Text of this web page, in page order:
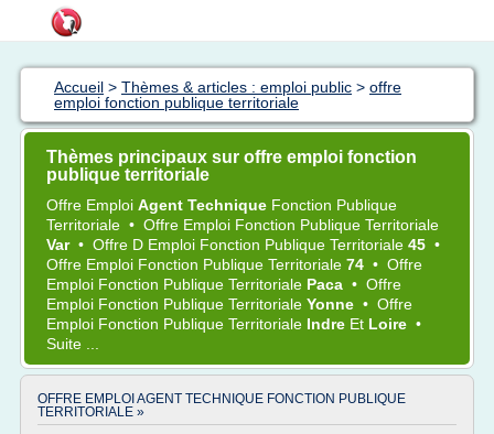
Accueil > Thèmes & articles : emploi public > offre
emploi fonction publique territoriale
Thèmes principaux sur offre emploi fonction
publique territoriale
Offre Emploi Agent Technique Fonction Publique
Territoriale • Offre Emploi Fonction Publique Territoriale
Var • Offre D Emploi Fonction Publique Territoriale 45 •
Offre Emploi Fonction Publique Territoriale 74 • Offre
Emploi Fonction Publique Territoriale Paca • Offre
Emploi Fonction Publique Territoriale Yonne • Offre
Emploi Fonction Publique Territoriale Indre Et Loire •
Suite ...
OFFRE EMPLOI AGENT TECHNIQUE FONCTION PUBLIQUE
TERRITORIALE »